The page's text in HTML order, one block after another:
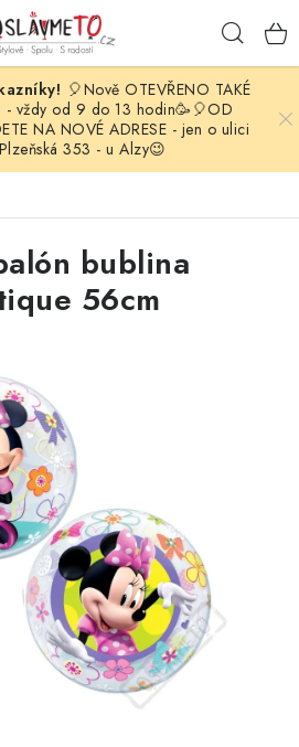
A VLASY
A OZDOBY
🎈Nově OTEVŘENO TAKÉ
- vždy od 9 do 13 hodin🥳🎈OD
NA NOVÉ ADRESE - jen o ulici
353 - u Alzy😉
bublina
56cm